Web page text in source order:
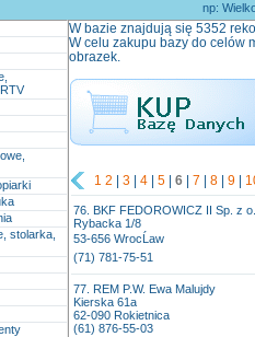
np:
stolarka,
W bazie znajdują się 5352
W celu zakupu bazy do celów
obrazek.
1 2 | 3 | 4 | 5 | 6 | 7 | 8 | 9 |
76. BKF FEDOROWICZ II Sp. z
Rybacka 1/8
53-656 WrocĹaw
(71) 781-75-51
77. REM P.W. Ewa Malujdy
Kierska 61a
62-090 Rokietnica
(61) 876-55-03